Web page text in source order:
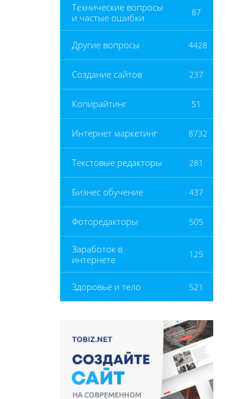
Технические вопросы
и частые ошибки
87
Другие вопросы 4428
Создание сайтов 237
Копирайтинг 51
Интернет маркетинг 8732
Текстовые редакторы 281
Бизнес обучение 437
Фоторедакторы 505
Заработок в
интернете
125
Здоровье и тело 521